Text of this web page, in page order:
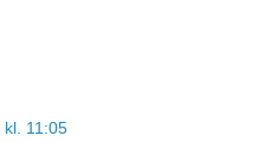
11:05